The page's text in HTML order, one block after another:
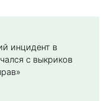
инцидент в
с выкриков